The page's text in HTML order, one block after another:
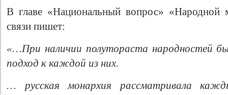
В главе «Национальный вопрос» «Народной
связи пишет:
«…При наличии полутораста народностей
подход к каждой из них.
… русская монархия рассматривала